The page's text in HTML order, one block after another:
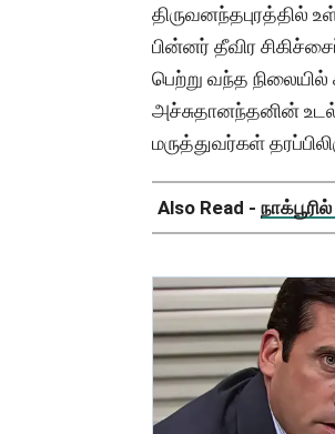
திருவனந்தபுரத்தில்
பின்னர் தீவிர
பெற்று வந்த நிலையில்
அச்சுதானந்தனின்
மருத்துவர்கள்
Also Read -